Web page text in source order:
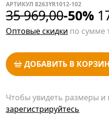
АРТИКУЛ 8263YR1012-102
35 969,00-50%
Оптовые скидки по сумме
ДОБАВИТЬ В
Чтобы увидеть размеры и
зарегистрируйтесь